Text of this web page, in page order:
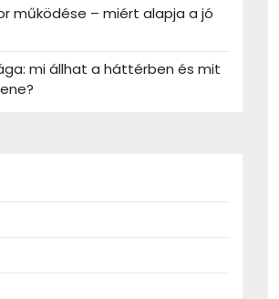
működése – miért alapja a jó
mi állhat a háttérben és mit